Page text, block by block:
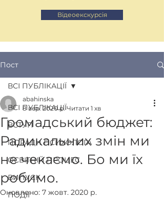
Відеоекскурсія
Пост
ВСІ ПУБЛІКАЦІЇ
ВСТУП
ПОРАДИ ПСИХОЛОГА
ОСВІТНІЙ ПРОЦЕС
ВИПУСК
ПОДІЇ
ВСІ ПУБЛІКАЦІЇ
Громадський бюджет:
Радикальних змін ми
не чекаємо. Бо ми їх
робимо.
abahinska
8 вер. 2020 р. Читати 1 хв
Оновлено: 7 жовт. 2020 р.